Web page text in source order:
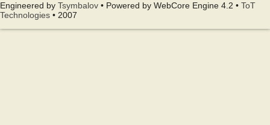
Engineered by Tsymbalov • Powered by WebCore Engine 4.2 • ToT
Technologies • 2007